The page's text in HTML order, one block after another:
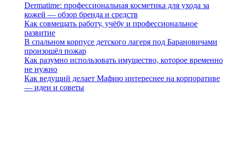
Dermatime: профессиональная косметика для ухода за
кожей — обзор бренда и средств
Как совмещать работу, учёбу и профессиональное
развитие
В спальном корпусе детского лагеря под Барановичами
произошёл пожар
Как разумно использовать имущество, которое временно
не нужно
Как ведущий делает Мафию интереснее на корпоративе
— идеи и советы